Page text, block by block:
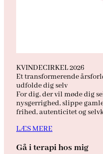
KVINDECIRKEL 2026
Et transformerende
udfolde dig selv
For dig, der vil møde dig
nysgerrighed, slippe
frihed, autenticitet og
LÆS MERE
Gå i terapi hos mig